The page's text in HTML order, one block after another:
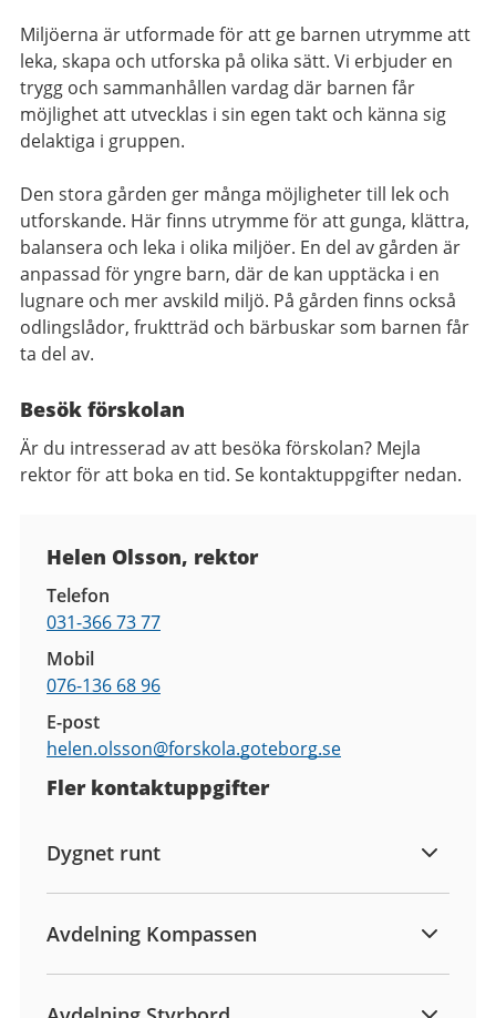
Miljöerna är utformade för att ge barnen utrymme att
leka, skapa och utforska på olika sätt. Vi erbjuder en
trygg och sammanhållen vardag där barnen får
möjlighet att utvecklas i sin egen takt och känna sig
delaktiga i gruppen.
Den stora gården ger många möjligheter till lek och
utforskande. Här finns utrymme för att gunga, klättra,
balansera och leka i olika miljöer. En del av gården är
anpassad för yngre barn, där de kan upptäcka i en
lugnare och mer avskild miljö. På gården finns också
odlingslådor, fruktträd och bärbuskar som barnen får
ta del av.
Besök förskolan
Är du intresserad av att besöka förskolan? Mejla
rektor för att boka en tid. Se kontaktuppgifter nedan.
Helen Olsson, rektor
Telefon
031-366 73 77
Mobil
076-136 68 96
E-post
helen.olsson@forskola.goteborg.se
Fler kontaktuppgifter
Dygnet runt
Avdelning Kompassen